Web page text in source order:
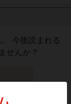
今後読まれる
せんか？